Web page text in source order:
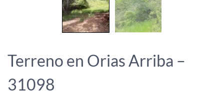
Terreno en Orias Arriba –
31098